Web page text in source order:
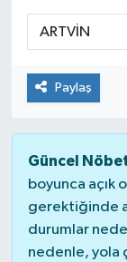
Paylaş
Güncel
boyunca açık
gerektiğinde
durumlar
nedenle, yola
Sağlık
Spor
Yaşam